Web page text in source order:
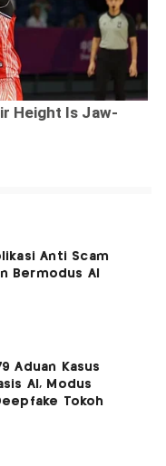
Anti Scam
Bermodus AI
Aduan Kasus
AI, Modus
Tokoh